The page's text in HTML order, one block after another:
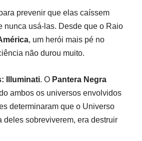
prevenir que elas caíssem
nunca usá-las. Desde que o Raio
, um herói mais pé no
não durou muito.
Illuminati. O Pantera Negra
ambos os universos envolvidos
determinaram que o Universo
deles sobreviverem, era destruir